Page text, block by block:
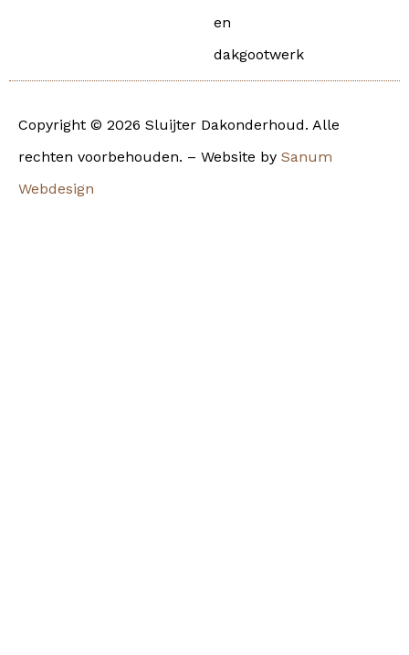
en
dakgootwerk
Copyright © 2026 Sluijter Dakonderhoud. Alle
rechten voorbehouden. – Website by Sanum
Webdesign